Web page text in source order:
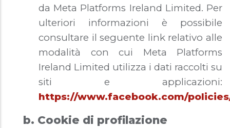
da Meta Platforms Ireland Limited. Per
ulteriori informazioni è possibile
consultare il seguente link relativo alle
modalità con cui Meta Platforms
Ireland Limited utilizza i dati raccolti su
siti e applicazioni:
https://www.facebook.com/
b. Cookie di profilazione